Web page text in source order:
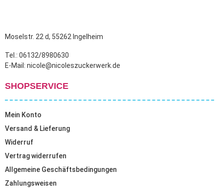
Moselstr. 22 d, 55262 Ingelheim
Tel.: 06132/8980630
E-Mail: nicole@nicoleszuckerwerk.de
SHOPSERVICE
Mein Konto
Versand & Lieferung
Widerruf
Vertrag widerrufen
Allgemeine Geschäftsbedingungen
Zahlungsweisen